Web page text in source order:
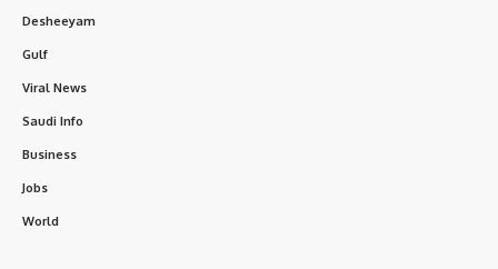
Desheeyam
Gulf
Viral News
Saudi Info
Business
Jobs
World